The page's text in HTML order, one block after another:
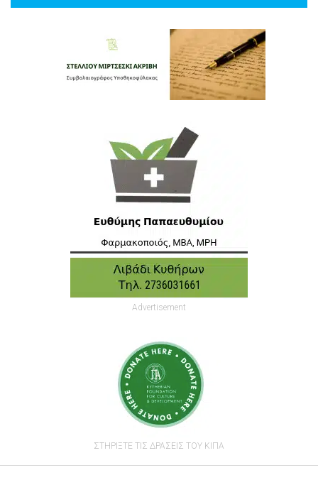
Advertisement
ΣΤΗΡΙΞΤΕ ΤΙΣ ΔΡΑΣΕΙΣ ΤΟΥ ΚΙΠΑ